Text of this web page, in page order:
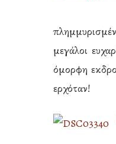
μεγάλοι
όμορφη
ερχόταν!